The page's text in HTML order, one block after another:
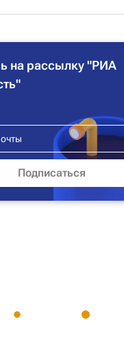
на рассылку "РИА